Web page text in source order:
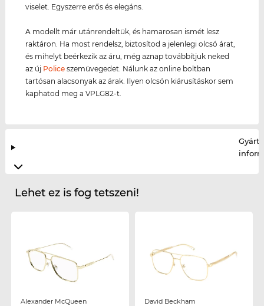
viselet. Egyszerre erős és elegáns.
A modellt már utánrendeltük, és hamarosan ismét lesz
raktáron. Ha most rendelsz, biztosítod a jelenlegi olcsó árat,
és mihelyt beérkezik az áru, még aznap továbbítjuk neked
az új Police szemüvegedet. Nálunk az online boltban
tartósan alacsonyak az árak. Ilyen olcsón kiárusításkor sem
kaphatod meg a VPLG82-t.
Lehet ez is fog tetszeni!
Alexander McQueen David Beckham